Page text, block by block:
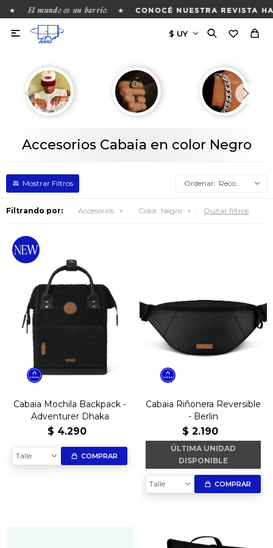
El mundo es un barrio. CONOCÉ NUESTRA REVISTA

Accesorios Cabaia en color Negro
Recomendados
Filtrando por: Accesorios Color: Negro Quitar filtros
Cabaia Mochila Backpack -
Adventurer Dhaka
$ 4.290
Talle COMPRAR
Cabaia Riñonera Reversible
- Berlin
$ 2.190
ÚLTIMA UNIDAD
DISPONIBLE
Talle COMPRAR